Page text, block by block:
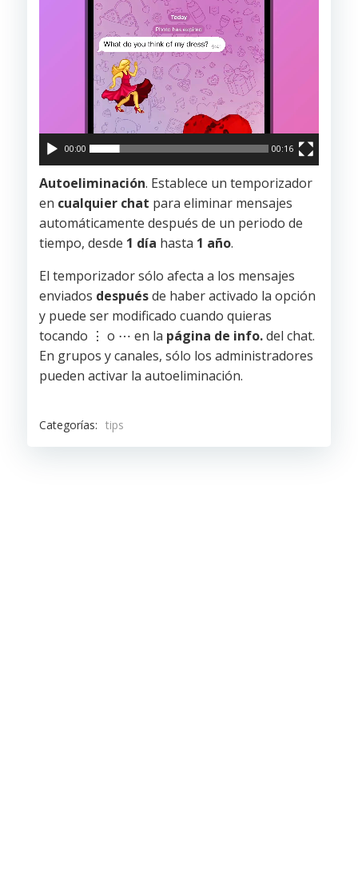
00:00 00:16
Autoeliminación. Establece un temporizador
en cualquier chat para eliminar mensajes
automáticamente después de un periodo de
tiempo, desde 1 día hasta 1 año.
El temporizador sólo afecta a los mensajes
enviados despuésde haber activado la opción
y puede ser modificado cuando quieras
tocando ⋮ o ⋯ en la página de info.del chat.
En grupos y canales, sólo los administradores
pueden activar la autoeliminación.
Categorías: tips